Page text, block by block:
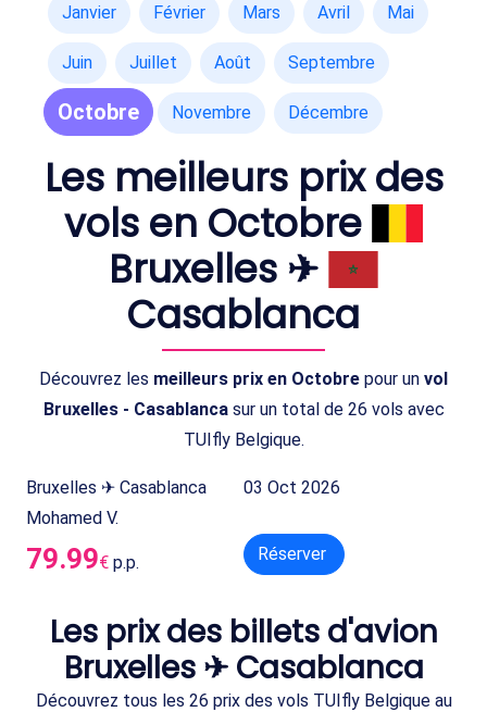
Janvier Février Mars Avril Mai
Juin Juillet Août Septembre
Octobre Novembre Décembre
Les meilleurs prix des
vols en Octobre
Bruxelles ✈
Casablanca
Découvrez les meilleurs prix en Octobre pour un vol
Bruxelles - Casablancasur un total de 26 vols avec
TUIfly Belgique.
Bruxelles ✈ Casablanca
Mohamed V.
03 Oct 2026
79.99€ p.p. Réserver
Les prix des billets d'avion
Bruxelles ✈ Casablanca
Découvrez tous les 26 prix des vols TUIfly Belgique au